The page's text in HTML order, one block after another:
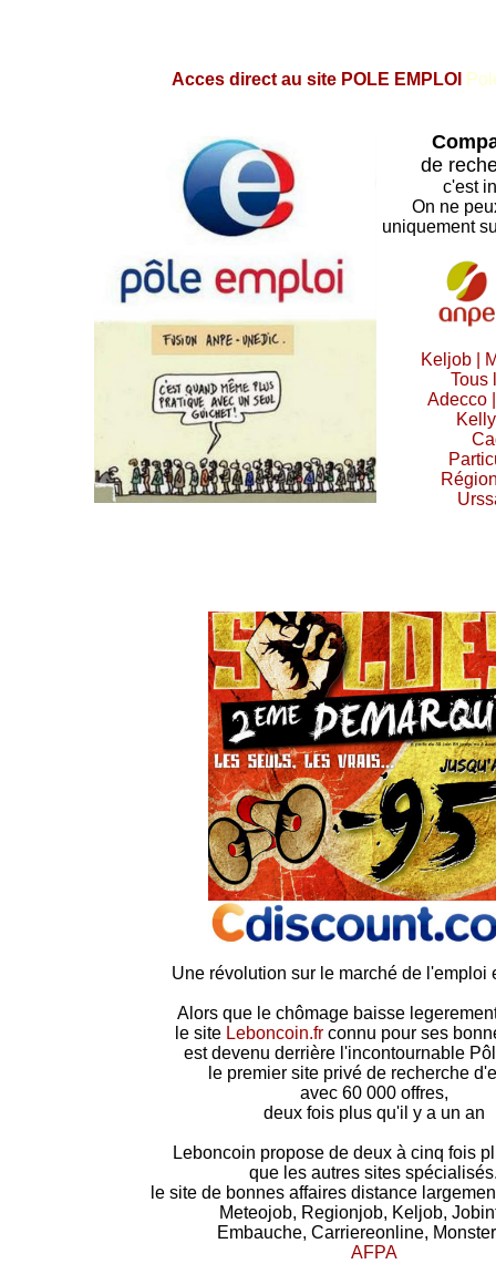
Acces direct au site POLE EMPLOI
de
c'est
On ne
uniquement
Keljob |
Tous
Adecco
Une révolution sur le marché de l'emploi
Alors que le chômage baisse
le site Leboncoin.frconnu pour ses
est devenu derrière l'incontournable
le premier site privé de recherche
avec 60 000 offres,
deux fois plus qu'il y a un an
Leboncoin propose de deux à cinq fois
que les autres sites
le site de bonnes affaires distance
Meteojob, Regionjob, Keljob,
Embauche, Carriereonline,
AFPA